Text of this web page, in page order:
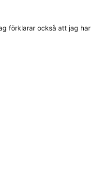
förklarar också att jag har